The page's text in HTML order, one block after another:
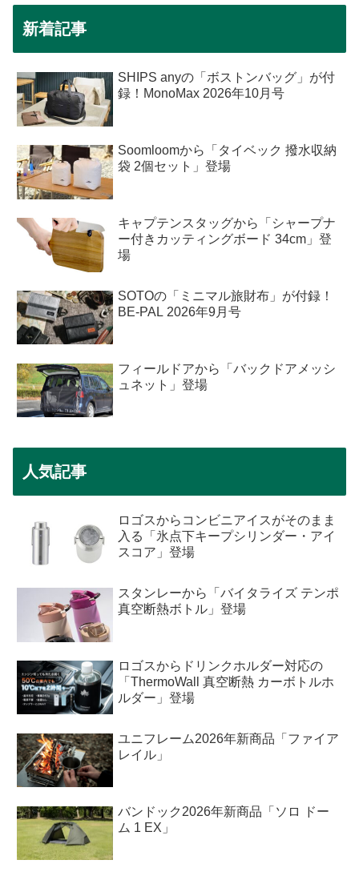
新着記事
SHIPS anyの「ボストンバッグ」が付
録！MonoMax 2026年10月号
Soomloomから「タイベック 撥水収納
袋 2個セット」登場
キャプテンスタッグから「シャープナ
ー付きカッティングボード 34cm」登
場
SOTOの「ミニマル旅財布」が付録！
BE-PAL 2026年9月号
フィールドアから「バックドアメッシ
ュネット」登場
人気記事
ロゴスからコンビニアイスがそのまま
入る「氷点下キープシリンダー・アイ
スコア」登場
スタンレーから「バイタライズ テンポ
真空断熱ボトル」登場
ロゴスからドリンクホルダー対応の
「ThermoWall 真空断熱 カーボトルホ
ルダー」登場
ユニフレーム2026年新商品「ファイア
レイル」
バンドック2026年新商品「ソロ ドー
ム 1 EX」